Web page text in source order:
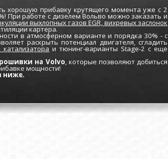
хорошую прибавку крутящего момента уже c 2
При работе с дизелем Вольво можно заказать и
выхлопных газов EGR, вихревых заслонок
картера.
в атмосферном варианте и порядка 30% - с
раскрыть потенциал двигателя, сгладить
катализатора и тюнинг-варианты Stage-2 с еще
на Volvo, которые позволяют добиться
мощности!
ниже.